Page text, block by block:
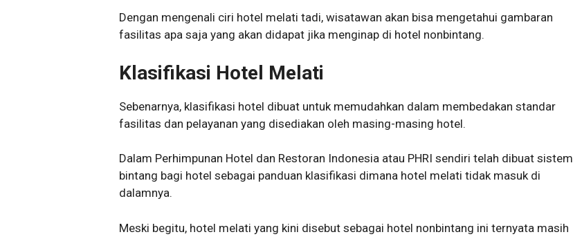
Dengan mengenali ciri hotel melati tadi, wisatawan akan bisa mengetahui gambaran
fasilitas apa saja yang akan didapat jika menginap di hotel nonbintang.
Klasifikasi Hotel Melati
Sebenarnya, klasifikasi hotel dibuat untuk memudahkan dalam membedakan standar
fasilitas dan pelayanan yang disediakan oleh masing-masing hotel.
Dalam Perhimpunan Hotel dan Restoran Indonesia atau PHRI sendiri telah dibuat sistem
bintang bagi hotel sebagai panduan klasifikasi dimana hotel melati tidak masuk di
dalamnya.
Meski begitu, hotel melati yang kini disebut sebagai hotel nonbintang ini ternyata masih